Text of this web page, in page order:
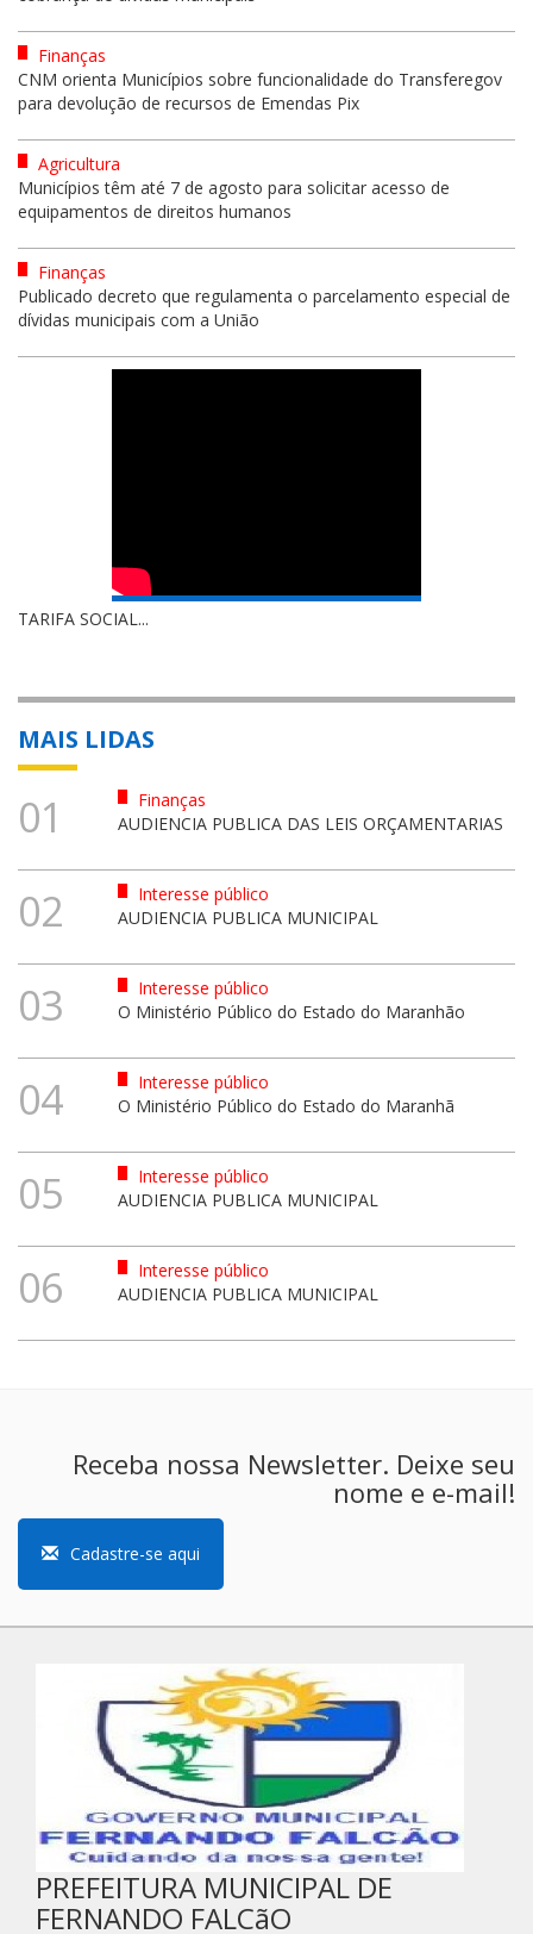
Finanças
CNM orienta Municípios sobre funcionalidade do Transferegov
para devolução de recursos de Emendas Pix
Agricultura
Municípios têm até 7 de agosto para solicitar acesso de
equipamentos de direitos humanos
Finanças
Publicado decreto que regulamenta o parcelamento especial de
dívidas municipais com a União
TARIFA SOCIAL...
MAIS LIDAS
01
Finanças
AUDIENCIA PUBLICA DAS LEIS ORÇAMENTARIAS
02
Interesse público
AUDIENCIA PUBLICA MUNICIPAL
03
Interesse público
O Ministério Público do Estado do Maranhão
04
Interesse público
O Ministério Público do Estado do Maranhã
05
Interesse público
AUDIENCIA PUBLICA MUNICIPAL
06
Interesse público
AUDIENCIA PUBLICA MUNICIPAL
Receba nossa Newsletter. Deixe seu
nome e e-mail!
Cadastre-se aqui
PREFEITURA MUNICIPAL DE
FERNANDO FALCãO